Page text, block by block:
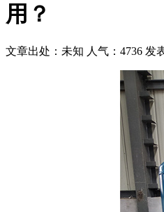
用？
文章出处：未知 人气：4736 发